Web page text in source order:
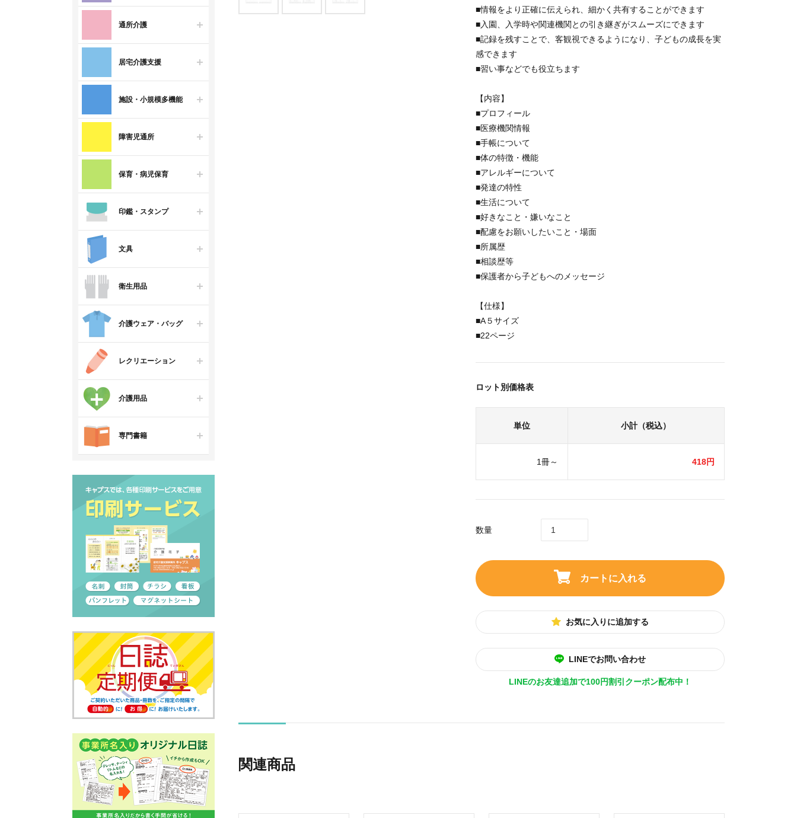
通所介護
居宅介護支援
施設・小規模多機能
障害児通所
保育・病児保育
印鑑・スタンプ
文具
衛生用品
介護ウェア・バッグ
レクリエーション
介護用品
専門書籍
■情報をより正確に伝えられ、細かく共有することができます
■入園、入学時や関連機関との引き継ぎがスムーズにできます
■記録を残すことで、客観視できるようになり、子どもの成長を実
感できます
■習い事などでも役立ちます
【内容】
■プロフィール
■医療機関情報
■手帳について
■体の特徴・機能
■アレルギーについて
■発達の特性
■生活について
■好きなこと・嫌いなこと
■配慮をお願いしたいこと・場面
■所属歴
■相談歴等
■保護者から子どもへのメッセージ
【仕様】
■A５サイズ
■22ページ
ロット別価格表
単位 小計（税込）
1冊～ 418円
数量
カートに入れる
お気に入りに追加する
LINEでお問い合わせ
LINEのお友達追加で100円割引クーポン配布中！
関連商品